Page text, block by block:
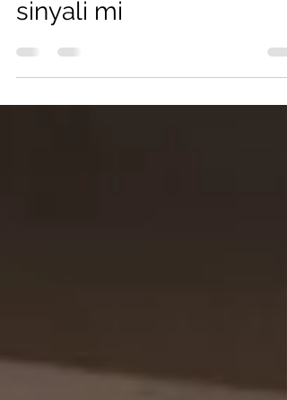
renk değişimi tehlike
sinyali mi